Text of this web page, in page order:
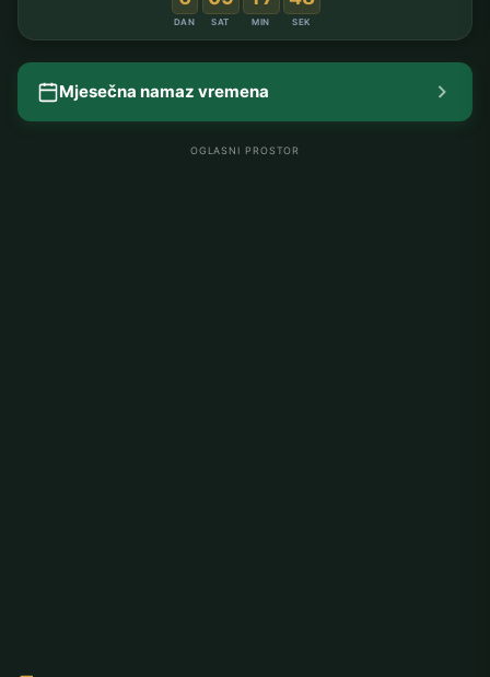
DAN SAT MIN SEK
Mjesečna namaz vremena
OGLASNI PROSTOR